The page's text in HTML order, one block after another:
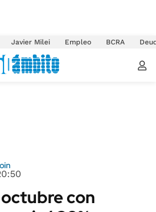
Javier Milei Empleo BCRA
con